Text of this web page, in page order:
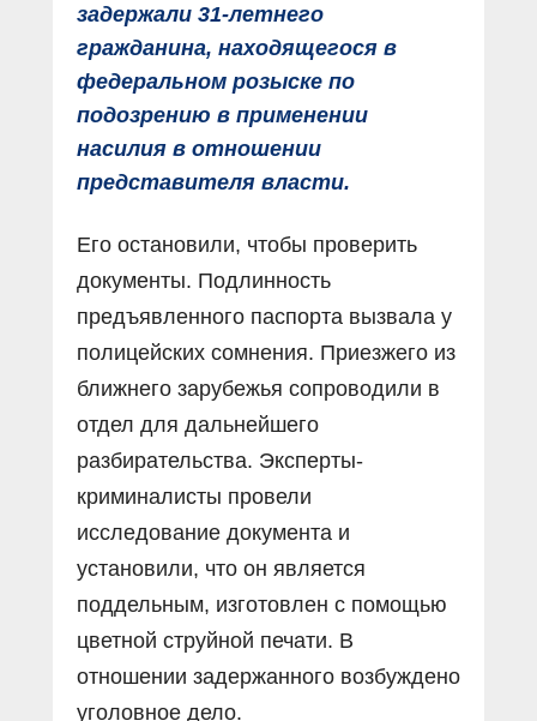
задержали 31-летнего
гражданина, находящегося в
федеральном розыске по
подозрению в применении
насилия в отношении
представителя власти.
Его остановили, чтобы проверить
документы. Подлинность
предъявленного паспорта вызвала у
полицейских сомнения. Приезжего из
ближнего зарубежья сопроводили в
отдел для дальнейшего
разбирательства. Эксперты-
криминалисты провели
исследование документа и
установили, что он является
поддельным, изготовлен с помощью
цветной струйной печати. В
отношении задержанного возбуждено
уголовное дело.